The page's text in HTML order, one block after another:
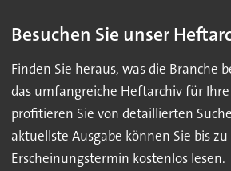
Besuchen Sie unser
Finden Sie heraus, was die Branche
das umfangreiche Heftarchiv für
profitieren Sie von detaillierten
aktuellste Ausgabe können Sie bis zu
Erscheinungstermin kostenlos lesen.